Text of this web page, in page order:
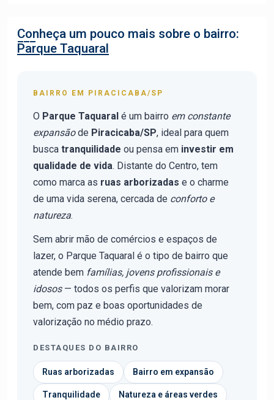
Conheça um pouco mais sobre o bairro:
Parque Taquaral
BAIRRO EM PIRACICABA/SP
O Parque Taquaral é um bairro em constante
expansãode Piracicaba/SP, ideal para quem
busca tranquilidade ou pensa em investir em
qualidade de vida. Distante do Centro, tem
como marca as ruas arborizadas e o charme
de uma vida serena, cercada de conforto e
natureza.
Sem abrir mão de comércios e espaços de
lazer, o Parque Taquaral é o tipo de bairro que
atende bem famílias, jovens profissionais e
idosos— todos os perfis que valorizam morar
bem, com paz e boas oportunidades de
valorização no médio prazo.
DESTAQUES DO BAIRRO
Ruas arborizadas Bairro em expansão
Tranquilidade Natureza e áreas verdes